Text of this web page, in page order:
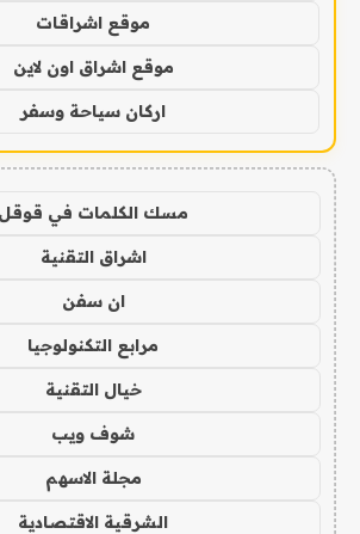
موقع اشراقات
موقع اشراق اون لاين
اركان سياحة وسفر
مسك الكلمات في قوقل
اشراق التقنية
ان سفن
مرابع التكنولوجيا
خيال التقنية
شوف ويب
مجلة الاسهم
الشرقية الاقتصادية